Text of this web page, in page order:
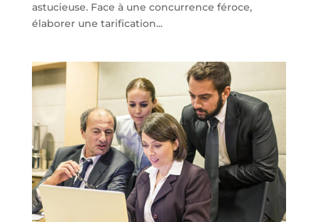
astucieuse. Face à une concurrence féroce,
élaborer une tarification...